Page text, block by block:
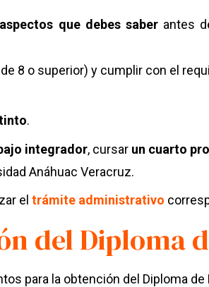
que debes saber antes
8 o superior) y cumplir con el
.
integrador, cursar un cuarto
Anáhuac Veracruz.
eltrámite administrativo
del Diploma
para la obtención del Diploma